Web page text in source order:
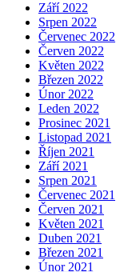
Září 2022
Srpen 2022
Červenec 2022
Červen 2022
Květen 2022
Březen 2022
Únor 2022
Leden 2022
Prosinec 2021
Listopad 2021
Říjen 2021
Září 2021
Srpen 2021
Červenec 2021
Červen 2021
Květen 2021
Duben 2021
Březen 2021
Únor 2021